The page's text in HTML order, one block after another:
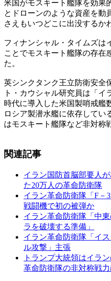
米国がモスキート艦隊を効果
とドローンのような資産を動
さえもいつどこに出没するか
フィナンシャル・タイムズは
ことでモスキート艦隊の存在
た。
英シンクタンク王立防衛安全
ト・カウシャル研究員は「
時代に導入した米国製哨戒艦
ロシア製潜水艦に依存してい
はモスキート艦隊など非対称
関連記事
イラン国防首脳部要人
た20万人の革命防衛隊
イラン革命防衛隊「F
戦闘機で初の被弾か
イラン革命防衛隊「中
ラを破壊する準備」
イラン革命防衛隊「イ
ル攻撃」主張
トランプ大統領はイラ
革命防衛隊の非対称戦